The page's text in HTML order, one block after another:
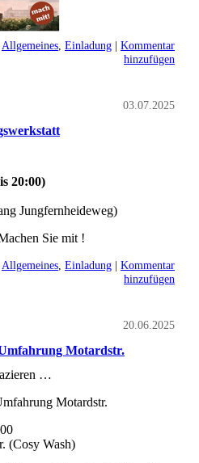
Allgemeines Einladung | Kommentar
hinzufügen
03.07.2025
20:00)
Jungfernheideweg)
Sie mit !
Allgemeines, Einladung | Kommentar
hinzufügen
20.06.2025
Motardstr.
…
Motardstr.
(Cosy Wash)